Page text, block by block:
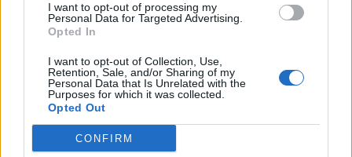
I want to opt-out of processing my
Personal Data for Targeted Advertising.
Opted In
I want to opt-out of Collection, Use,
Retention, Sale, and/or Sharing of my
Personal Data that Is Unrelated with the
Purposes for which it was collected.
Opted Out
CONFIRM
A kislány, akit nem védett meg senki –
T. Barnett: Gyilkosság a Garda-tónál 12.